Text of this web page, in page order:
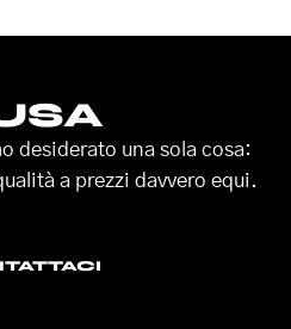
desiderato una sola cosa:
a prezzi davvero equi.